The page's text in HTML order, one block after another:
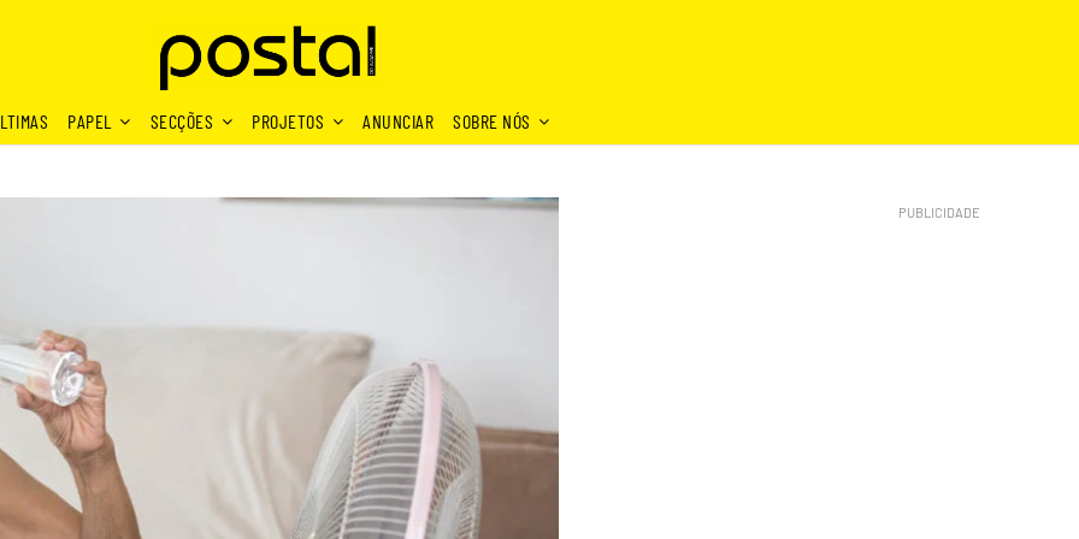
PAPEL SECÇÕES PROJETOS ANUNCIAR SOBRE NÓS